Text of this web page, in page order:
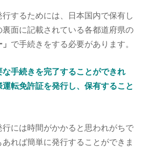
するためには、日本国内で保有し
面に記載されている各都道府県の
で手続きをする必要があります。
な手続きを完了することができれ
転免許証を発行し、保有すること
には時間がかかると思われがちで
れば簡単に発行することができま